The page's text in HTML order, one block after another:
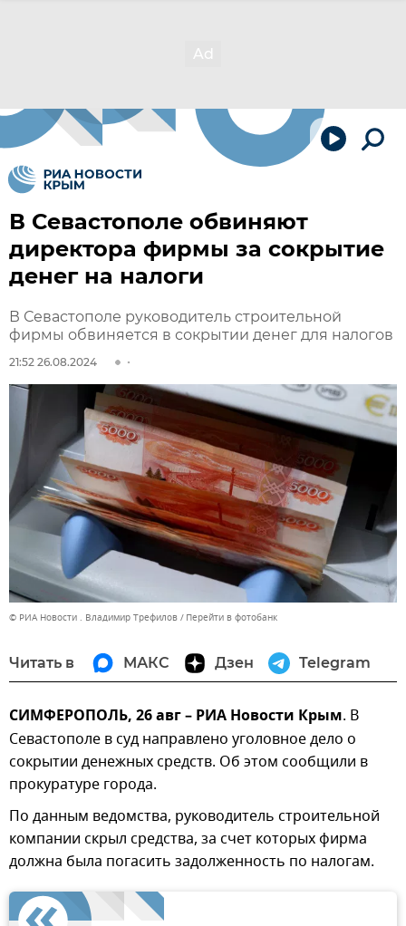
В Севастополе обвиняют
директора фирмы за сокрытие
денег на налоги
В Севастополе руководитель строительной
фирмы обвиняется в сокрытии денег для налогов
21:52 26.08.2024
© РИА Новости . Владимир Трефилов Перейти в фотобанк
Читать в МАКС Дзен Telegram
СИМФЕРОПОЛЬ, 26 авг – РИА Новости Крым. В
Севастополе в суд направлено уголовное дело о
сокрытии денежных средств. Об этом сообщили в
прокуратуре города.
По данным ведомства, руководитель строительной
компании скрыл средства, за счет которых фирма
должна была погасить задолженность по налогам.